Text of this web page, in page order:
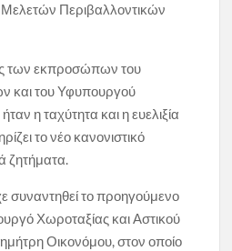
Περιβαλλοντικών
των εκπροσώπων του
και του Υφυπουργού
η ταχύτητα και η ευελιξία
το νέο κανονιστικό
ζητήματα.
συναντηθεί το προηγούμενο
Χωροταξίας και Αστικού
Οικονόμου, στον οποίο